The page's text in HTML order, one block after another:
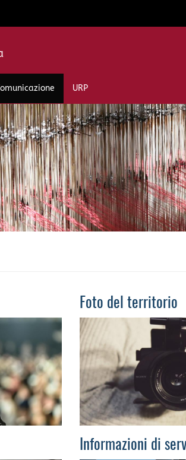
URP
Foto del territorio
Informazioni di